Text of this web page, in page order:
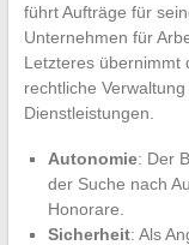
führt Aufträge für
Unternehmen für
Letzteres übernimmt
rechtliche
Dienstleistungen.
Autonomie: Der
der Suche nach
Honorare.
Sicherheit: Als